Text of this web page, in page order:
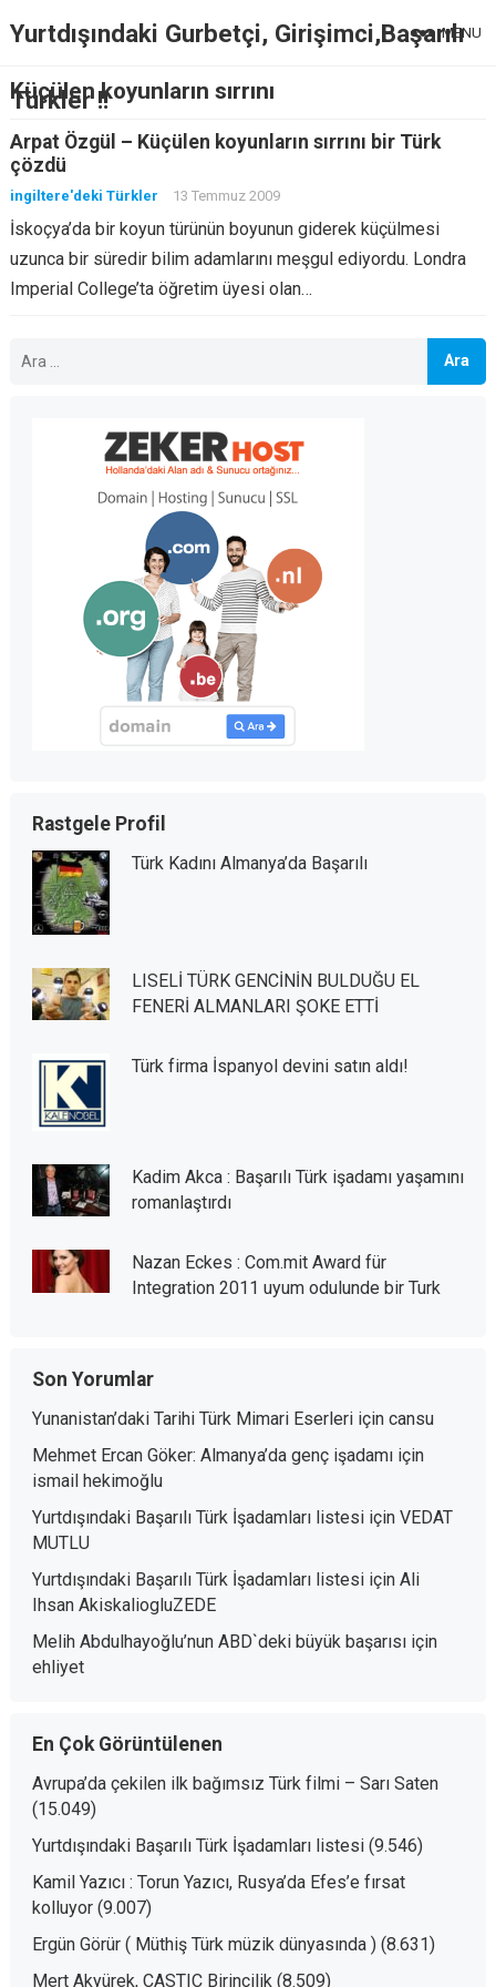
Yurtdışındaki Gurbetçi, Girişimci,Başarılı
Türkler !!
MENU
Küçülen koyunların sırrını
Arpat Özgül – Küçülen koyunların sırrını bir Türk
çözdü
ingiltere'deki Türkler 13 Temmuz 2009
İskoçya’da bir koyun türünün boyunun giderek küçülmesi
uzunca bir süredir bilim adamlarını meşgul ediyordu. Londra
Imperial College’ta öğretim üyesi olan…
Rastgele Profil
Türk Kadını Almanya’da Başarılı
LISELİ TÜRK GENCİNİN BULDUĞU EL
FENERİ ALMANLARI ŞOKE ETTİ
Türk firma İspanyol devini satın aldı!
Kadim Akca : Başarılı Türk işadamı yaşamını
romanlaştırdı
Nazan Eckes : Com.mit Award für
Integration 2011 uyum odulunde bir Turk
Son Yorumlar
Yunanistan’daki Tarihi Türk Mimari Eserleriiçin cansu
Mehmet Ercan Göker: Almanya’da genç işadamıiçin
ismail hekimoğlu
Yurtdışındaki Başarılı Türk İşadamları listesiiçin VEDAT
MUTLU
Yurtdışındaki Başarılı Türk İşadamları listesiiçin Ali
Ihsan AkiskaliogluZEDE
Melih Abdulhayoğlu’nun ABD`deki büyük başarısıiçin
ehliyet
En Çok Görüntülenen
Avrupa’da çekilen ilk bağımsız Türk filmi – Sarı Saten
(15.049)
Yurtdışındaki Başarılı Türk İşadamları listesi (9.546)
Kamil Yazıcı : Torun Yazıcı, Rusya’da Efes’e fırsat
kolluyor (9.007)
Ergün Görür ( Müthiş Türk müzik dünyasında ) (8.631)
Mert Akyürek, CASTIC Birincilik (8.509)